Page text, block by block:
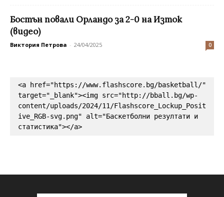
Бостън повали Орландо за 2-0 на Изток
(видео)
Виктория Петрова - 24/04/2025 0
<a href="https://www.flashscore.bg/basketball/"
target="_blank"><img src="http://bball.bg/wp-
content/uploads/2024/11/Flashscore_Lockup_Posit
ive_RGB-svg.png" alt="Баскетболни резултати и
статистика"></a>